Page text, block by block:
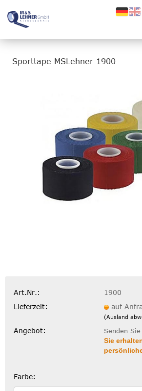
Sporttape MSLehner 1900
Art.Nr.:
1900
Lieferzeit:
auf
(Ausland
Angebot:
Senden
Sie
Farbe: